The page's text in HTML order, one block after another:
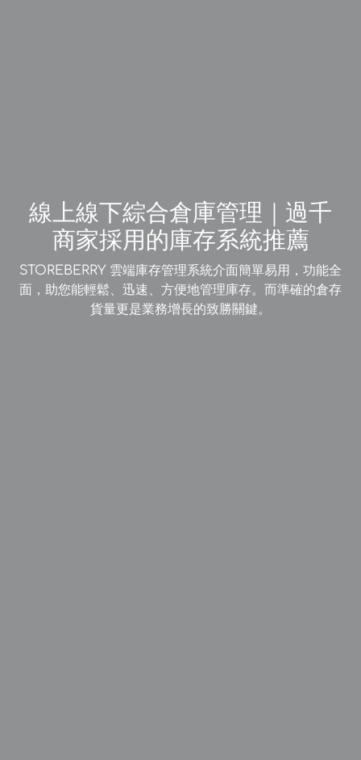
線上線下綜合倉庫管理｜過千
商家採用的庫存系統推薦
STOREBERRY 雲端庫存管理系統介面簡單易用，功能全
面，助您能輕鬆、迅速、方便地管理庫存。而準確的倉存
貨量更是業務增長的致勝關鍵。